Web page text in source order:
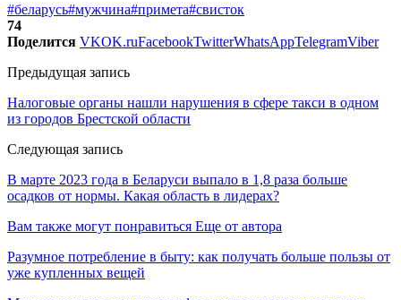
#беларусь#мужчина#примета#свисток
74
Поделится VKOK.ruFacebookTwitterWhatsAppTelegramViber
Предыдущая запись
Налоговые органы нашли нарушения в сфере такси в одном
из городов Брестской области
Следующая запись
В марте 2023 года в Беларуси выпало в 1,8 раза больше
осадков от нормы. Какая область в лидерах?
Вам также могут понравиться Еще от автора
Разумное потребление в быту: как получать больше пользы от
уже купленных вещей